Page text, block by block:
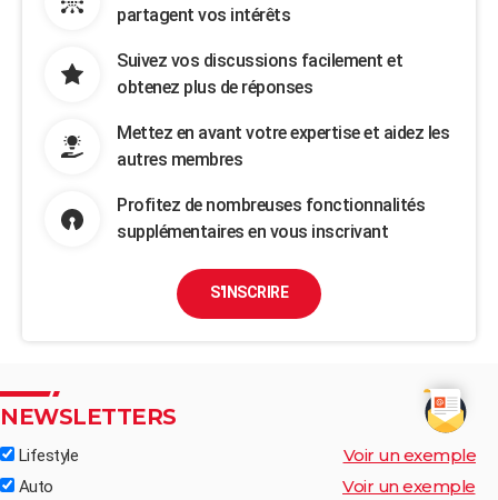
partagent vos intérêts
Suivez vos discussions facilement et
obtenez plus de réponses
Mettez en avant votre expertise et aidez les
autres membres
Profitez de nombreuses fonctionnalités
supplémentaires en vous inscrivant
S'INSCRIRE
NEWSLETTERS
Lifestyle Voir un exemple
Auto Voir un exemple